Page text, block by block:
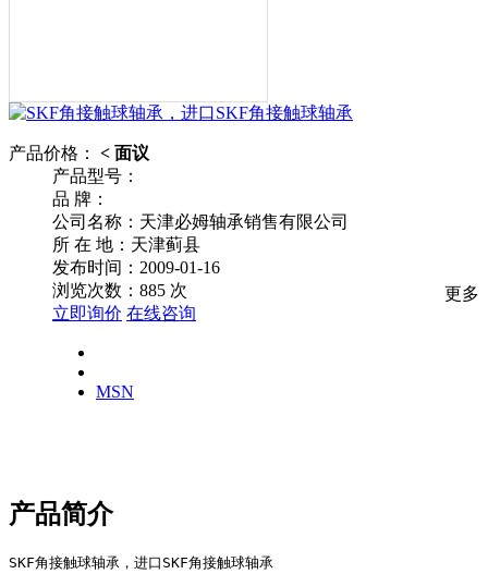
产品价格：
< 面议
产品型号：
品 牌：
公司名称：天津必姆轴承销售有限公司
所 在 地：天津蓟县
发布时间：2009-01-16
浏览次数： 885 次
更多
立即询价 在线咨询
MSN
产品简介
SKF角接触球轴承，进口SKF角接触球轴承